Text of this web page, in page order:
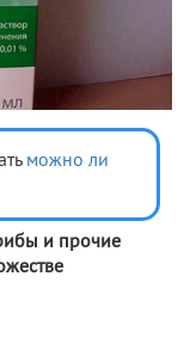
можно ли
и прочие